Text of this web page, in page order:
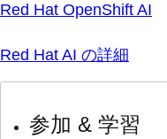
Red Hat OpenShift AI
Red Hat AI の詳細
参加 & 学習